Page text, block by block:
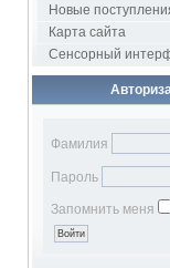
Новые
Карта сайта
Сенсорный
Фамилия
Пароль
Запомнить меня